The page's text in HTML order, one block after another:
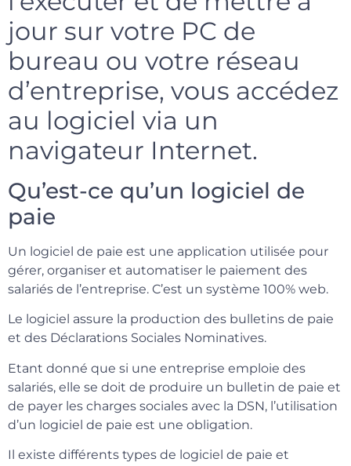
jour sur votre PC de
bureau ou votre réseau
d’entreprise, vous accédez
au logiciel via un
navigateur Internet.
Qu’est-ce qu’un logiciel de
paie
Un logiciel de paie est une application utilisée pour
gérer, organiser et automatiser le paiement des
salariés de l’entreprise. C’est un système 100% web.
Le logiciel assure la production des bulletins de paie
et des Déclarations Sociales Nominatives.
Etant donné que si une entreprise emploie des
salariés, elle se doit de produire un bulletin de paie et
de payer les charges sociales avec la DSN, l’utilisation
d’un logiciel de paie est une obligation.
Il existe différents types de logiciel de paie et